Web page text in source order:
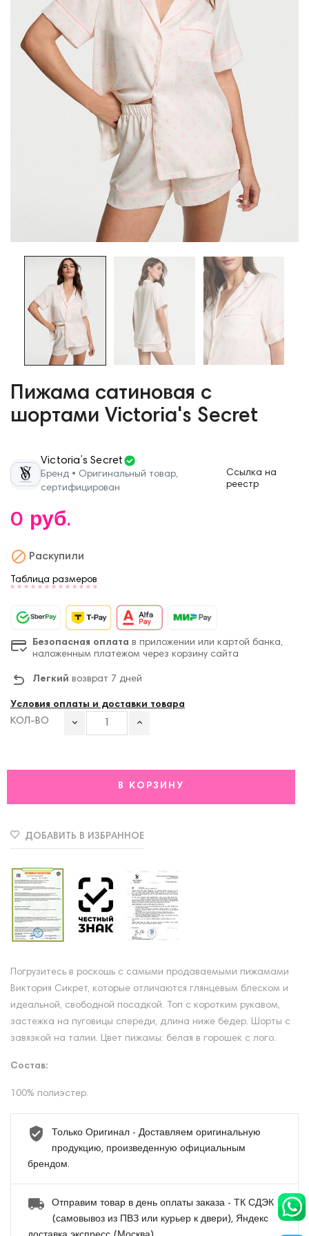
Пижама сатиновая с
шортами Victoria's Secret
Victoria’s Secret
Бренд • Оригинальный товар,
сертифицирован
Ссылка на
реестр
0 руб.
 Раскупили
Таблица размеров
Безопасная оплата в приложении или картой банка,
наложенным платежом через корзину сайта
Легкий возврат 7 дней
Условия оплаты и доставки товара
КОЛ-ВО
В КОРЗИНУ
ДОБАВИТЬ В ИЗБРАННОЕ
Погрузитесь в роскошь с самыми продаваемыми пижамами
Виктория Сикрет, которые отличаются глянцевым блеском и
идеальной, свободной посадкой. Топ с коротким рукавом,
застежка на пуговицы спереди, длина ниже бедер. Шорты с
завязкой на талии. Цвет пижамы: белая в горошек с лого.
Состав:
100% полиэстер.
Только Оригинал - Доставляем оригинальную
продукцию, произведенную официальным
брендом.
Отправим товар в день оплаты заказа - ТК СДЭК
(самовывоз из ПВЗ или курьер к двери), Яндекс